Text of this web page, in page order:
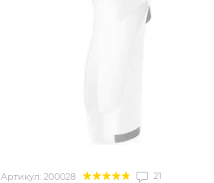
Артикул: 200028 21